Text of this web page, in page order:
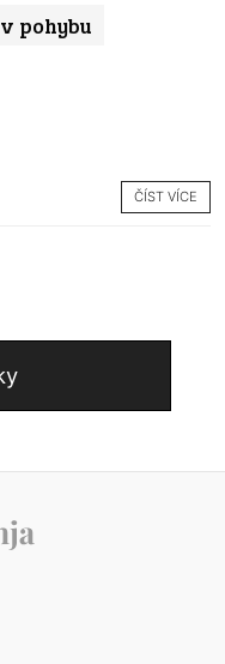
pohybu
ČÍST VÍCE